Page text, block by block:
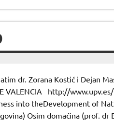
dr. Zorana Kostić i Dejan
VALENCIA http://
into theDevelopment of
Osim domaćina (prof. dr